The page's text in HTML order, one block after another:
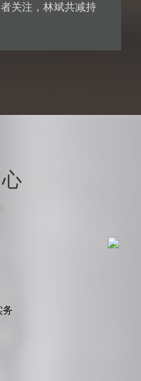
关注，林斌共减持